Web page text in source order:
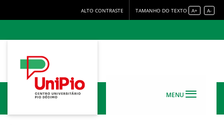
ALTO CONTRASTE TAMANHO DO TEXTO A+ A-
MENU